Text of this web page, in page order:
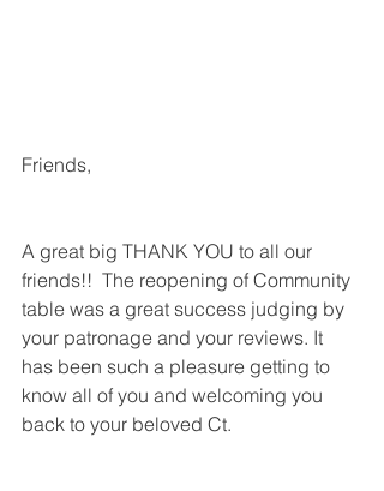
Friends,
A great big THANK YOU to all our
friends!!  The reopening of Community
table was a great success judging by
your patronage and your reviews. It
has been such a pleasure getting to
know all of you and welcoming you
back to your beloved Ct.